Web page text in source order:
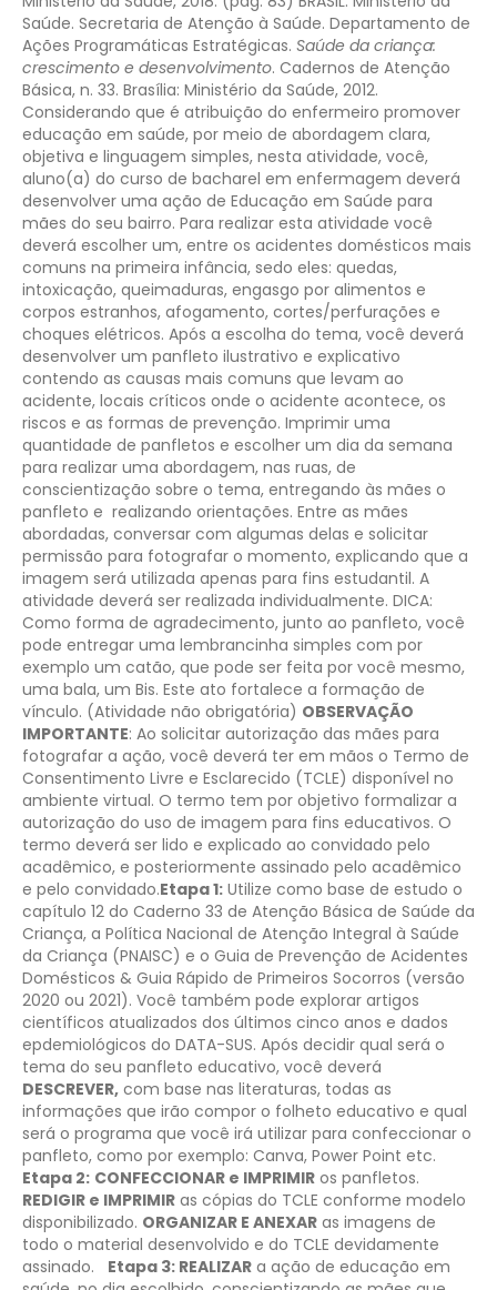
Saúde. Secretaria de Atenção à Saúde. Departamento de
Ações Programáticas Estratégicas. Saúde da criança:
crescimento e desenvolvimento. Cadernos de Atenção
Básica, n. 33. Brasília: Ministério da Saúde, 2012.
Considerando que é atribuição do enfermeiro promover
educação em saúde, por meio de abordagem clara,
objetiva e linguagem simples, nesta atividade, você,
aluno(a) do curso de bacharel em enfermagem deverá
desenvolver uma ação de Educação em Saúde para
mães do seu bairro. Para realizar esta atividade você
deverá escolher um, entre os acidentes domésticos mais
comuns na primeira infância, sedo eles: quedas,
intoxicação, queimaduras, engasgo por alimentos e
corpos estranhos, afogamento, cortes/perfurações e
choques elétricos. Após a escolha do tema, você deverá
desenvolver um panfleto ilustrativo e explicativo
contendo as causas mais comuns que levam ao
acidente, locais críticos onde o acidente acontece, os
riscos e as formas de prevenção. Imprimir uma
quantidade de panfletos e escolher um dia da semana
para realizar uma abordagem, nas ruas, de
conscientização sobre o tema, entregando às mães o
panfleto e realizando orientações. Entre as mães
abordadas, conversar com algumas delas e solicitar
permissão para fotografar o momento, explicando que a
imagem será utilizada apenas para fins estudantil. A
atividade deverá ser realizada individualmente. DICA:
Como forma de agradecimento, junto ao panfleto, você
pode entregar uma lembrancinha simples com por
exemplo um catão, que pode ser feita por você mesmo,
uma bala, um Bis. Este ato fortalece a formação de
vínculo. (Atividade não obrigatória) OBSERVAÇÃO
IMPORTANTE: Ao solicitar autorização das mães para
fotografar a ação, você deverá ter em mãos o Termo de
Consentimento Livre e Esclarecido (TCLE) disponível no
ambiente virtual. O termo tem por objetivo formalizar a
autorização do uso de imagem para fins educativos. O
termo deverá ser lido e explicado ao convidado pelo
acadêmico, e posteriormente assinado pelo acadêmico
e pelo convidado.Etapa 1: Utilize como base de estudo o
capítulo 12 do Caderno 33 de Atenção Básica de Saúde da
Criança, a Política Nacional de Atenção Integral à Saúde
da Criança (PNAISC) e o Guia de Prevenção de Acidentes
Domésticos & Guia Rápido de Primeiros Socorros (versão
2020 ou 2021). Você também pode explorar artigos
científicos atualizados dos últimos cinco anos e dados
epdemiológicos do DATA-SUS. Após decidir qual será o
tema do seu panfleto educativo, você deverá
DESCREVER, com base nas literaturas, todas as
informações que irão compor o folheto educativo e qual
será o programa que você irá utilizar para confeccionar o
panfleto, como por exemplo: Canva, Power Point etc.
Etapa 2: CONFECCIONAR e IMPRIMIR os panfletos.
REDIGIR e IMPRIMIR as cópias do TCLE conforme modelo
disponibilizado. ORGANIZAR E ANEXAR as imagens de
todo o material desenvolvido e do TCLE devidamente
assinado.
Etapa 3: REALIZAR a ação de educação em